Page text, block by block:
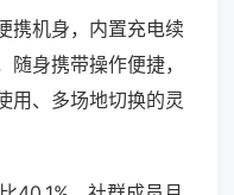
携机身，内置充电续
身携带操作便捷，
用、多场地切换的灵